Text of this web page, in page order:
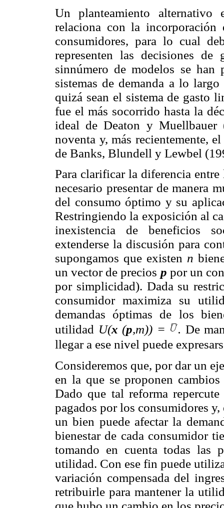
Un planteamiento alternativo
relaciona con la incorporación
consumidores, para lo cual
representen las decisiones
sinnúmero de modelos se han
sistemas de demanda a lo
quizá sean el sistema de gasto
fue el más socorrido hasta la
ideal de Deaton y Muellbauer
noventa y, más recientemente,
de Banks, Blundell y Lewbel
Para clarificar la diferencia
necesario presentar de manera
del consumo óptimo y su
Restringiendo la exposición al
inexistencia de beneficios
extenderse la discusión para
supongamos que existen n
un vector de precios p por un
por simplicidad). Dada su
consumidor maximiza su
demandas óptimas de los
utilidad U(x (p,m)) = . De
llegar a ese nivel puede
Consideremos que, por dar un
en la que se proponen
Dado que tal reforma
pagados por los consumidores
un bien puede afectar la
bienestar de cada consumidor
tomando en cuenta todas las
utilidad. Con ese fin puede
variación compensada del
retribuirle para mantener la